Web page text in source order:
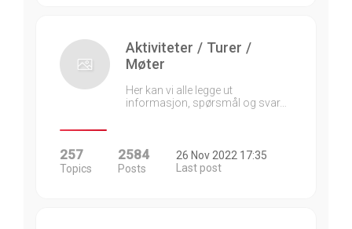
Aktiviteter / Turer /
Møter
Her kan vi alle legge ut
informasjon, spørsmål og svar…
257
Topics
2584
Posts
26 Nov 2022 17:35
Last post